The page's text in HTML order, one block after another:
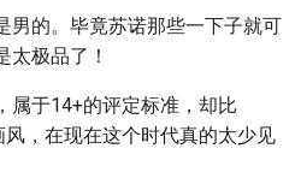
男的。毕竟苏诺那些一下子就可
太极品了！
属于14+的评定标准，却比
，在现在这个时代真的太少见